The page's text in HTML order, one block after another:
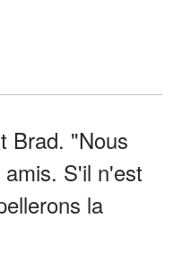
Brad. "Nous
S'il n'est
la